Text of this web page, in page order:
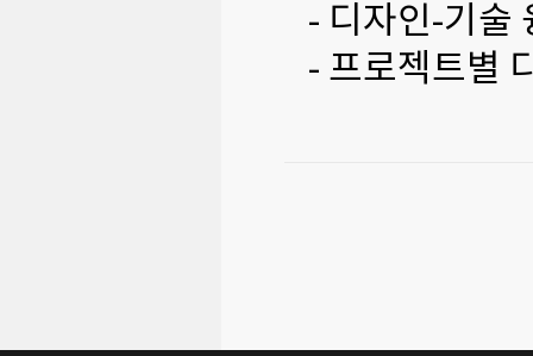
- 디자인-기술
- 프로젝트별